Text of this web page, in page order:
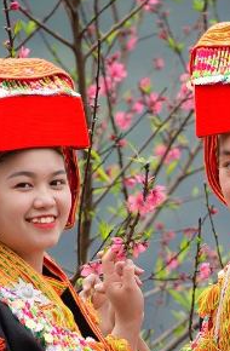
sách ảnh chào
XIV của Đảng